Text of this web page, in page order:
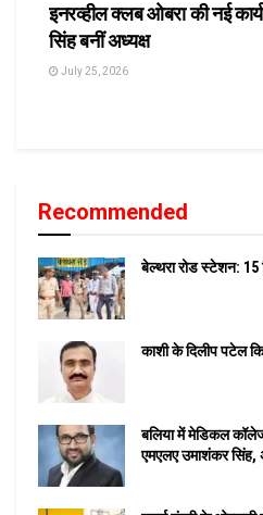
इनरव्हील क्लब ओबरा की नई
सिंह बनीं अध्यक्ष
July 25, 2026
Recommended
बेल्थरा रोड स्टेशन: 15
काशी के दिलीप पटेल
बलिया में मेडिकल
एमएलए उमाशंकर सिंह,